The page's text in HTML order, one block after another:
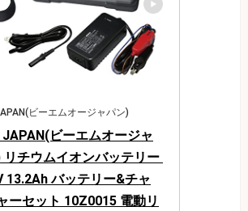
ビーエムオージャパン)
JAPAN(ビーエムオージャ
リチウムイオンバッテリー
13.2Ah バッテリー&チャ
ーセット 10Z0015 電動リ